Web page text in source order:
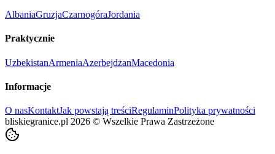
AlbaniaGruzjaCzarnogóraJordania
Praktycznie
UzbekistanArmeniaAzerbejdżanMacedonia
Informacje
O nasKontaktJak powstają treściRegulaminPolityka prywatności
bliskiegranice.pl 2026 © Wszelkie Prawa Zastrzeżone